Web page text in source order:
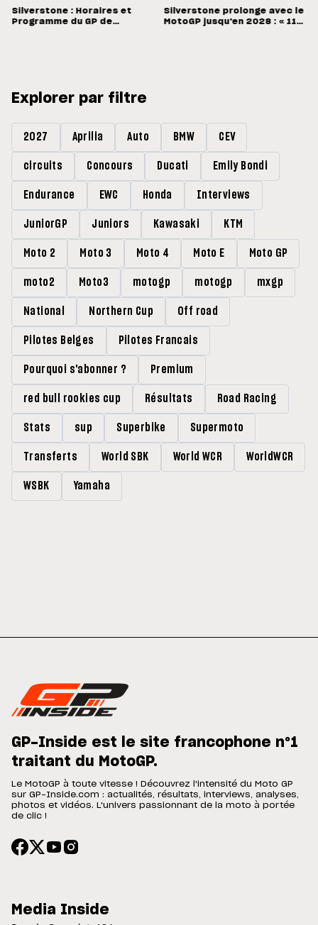
Silverstone : Horaires et
Programme du GP de
Silverstone prolonge avec le
MotoGP jusqu'en 2028 : « 11
Explorer par filtre
2027 Aprilia Auto BMW CEV
circuits Concours Ducati Emily Bondi
Endurance EWC Honda Interviews
JuniorGP Juniors Kawasaki KTM
Moto 2 Moto 3 Moto 4 Moto E Moto GP
moto2 Moto3 motogp motogp mxgp
National Northern Cup Off road
Pilotes Belges Pilotes Francais
Pourquoi s'abonner ? Premium
red bull rookies cup Résultats Road Racing
Stats sup Superbike Supermoto
Transferts World SBK World WCR WorldWCR
WSBK Yamaha
GP-Inside est le site francophone n°1
traitant du MotoGP.
Le MotoGP à toute vitesse ! Découvrez l'intensité du Moto GP
sur GP-Inside.com : actualités, résultats, interviews, analyses,
photos et vidéos. L'univers passionnant de la moto à portée
de clic !
Media Inside